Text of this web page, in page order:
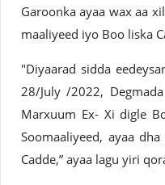
Garoonka ayaa wax aa
maaliyeed iyo Boo liska
"Diyaarad sidda
28/July /2022,
Marxuum Ex- Xi digle
Soomaaliyeed, ayaa
Cadde,” ayaa lagu yiri